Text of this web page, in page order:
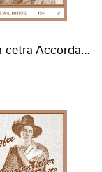
Corde per cetra Accordatura Viennese